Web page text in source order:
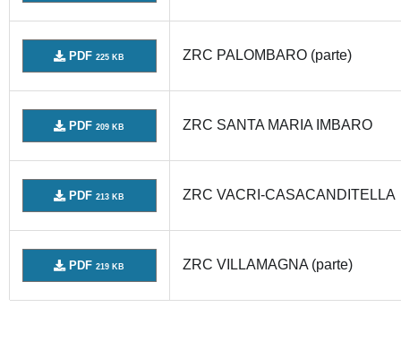
PDF225 KB ZRC PALOMBARO (parte)
PDF209 KB ZRC SANTA MARIA IMBARO
PDF213 KB ZRC VACRI-CASACANDITELLA
PDF219 KB ZRC VILLAMAGNA (parte)